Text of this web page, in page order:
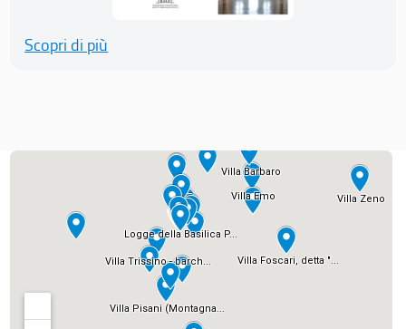
Scopri di più